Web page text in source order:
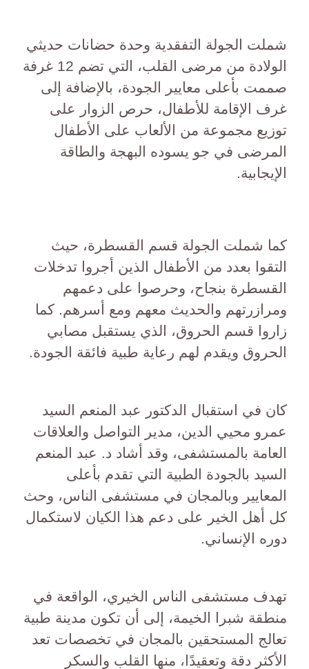
شملت الجولة التفقدية وحدة حضانات حديثي
الولادة من مرضى القلب، التي تضم 12 غرفة
صممت بأعلى معايير الجودة، بالإضافة إلى
غرف الإقامة للأطفال، حرص الزوار على
توزيع مجموعة من الألعاب على الأطفال
المرضى في جو يسوده البهجة والطاقة
الإيجابية.
كما شملت الجولة قسم القسطرة، حيث
التقوا بعدد من الأطفال الذين أجروا تدخلات
القسطرة بنجاح، وحرصوا على دعمهم
ومرازرتهم والحديث معهم ومع أسرهم. كما
زاروا قسم الحروق، الذي يستقبل مصابي
الحروق ويقدم لهم رعاية طبية فائقة الجودة.
كان في استقبال الدكتور عبد المنعم السيد
عمرو محيي الدين، مدير التواصل والعلاقات
العامة بالمستشفى، وقد أشاد د. عبد المنعم
السيد بالجودة الطبية التي تقدم بأعلى
المعايير وبالمجان في مستشفى الناس، وحث
كل أهل الخير على دعم هذا الكيان لاستكمال
دوره الإنساني.
تهدف مستشفى الناس الخيري، الواقعة في
منطقة شبرا الخيمة، إلى أن تكون مدينة طبية
تعالج المستحقين بالمجان في تخصصات تعد
الأكثر دقة وتعقيدًا، منها القلب والسكر